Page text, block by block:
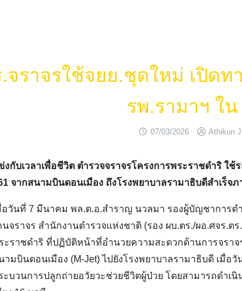
ราจรใช้จยย.ชุดใหม่ เปิดท
รพ.รามาฯ ใ
07/03/2026 Athikun J
งกับเวลาเพื่อชีวิต ตำรวจจราจรโครงการพระราชดำริ ใ
จากสนามบินดอนเมือง ถึงโรงพยาบาลรามาธิบดีสำเร็จ
อวันที่ 7 มีนาคม พล.ต.อ.สำราญ นวลมา รองผู้บัญชาการต
นจราจร สำนักงานตำรวจแห่งชาติ (รอง ผบ.ตร./ผอ.ศจร.ต
ะราชดำริ ที่ปฏิบัติหน้าที่อำนวยความสะดวกด้านการจราจ
ามบินดอนเมือง (M-Jet) ไปยังโรงพยาบาลรามาธิบดี เมื่อวั
ะบวนการปลูกถ่ายอวัยวะช่วยชีวิตผู้ป่วย โดยสามารถดำเ